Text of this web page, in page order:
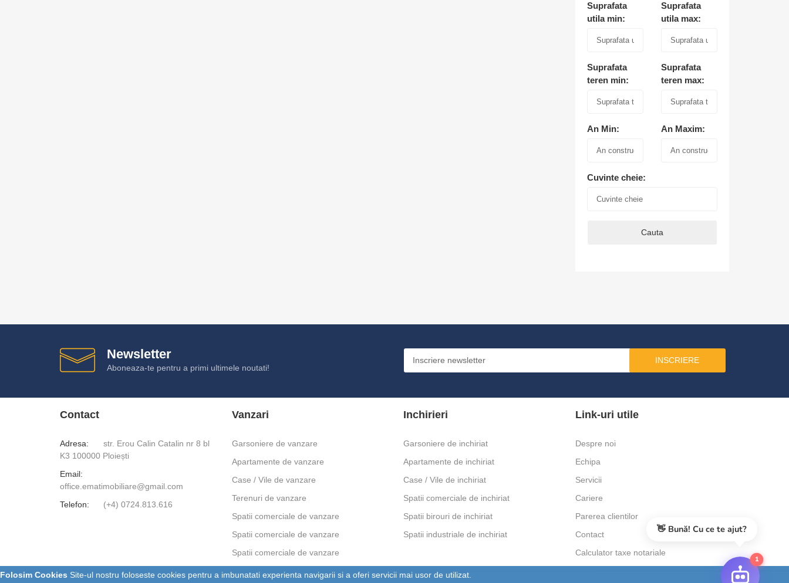
Suprafata
utila min:
Suprafata
utila max:
Suprafata
teren min:
Suprafata
teren max:
An Min: An Maxim:
Cuvinte cheie:
Cauta
Newsletter
Aboneaza-te pentru a primi ultimele noutati!
INSCRIERE
Contact
Adresa:
str. Erou Calin Catalin nr 8 bl
K3 100000 Ploiești
Email:
office.ematimobiliare@gmail.com
Telefon:
(+4) 0724.813.616
Vanzari
Garsoniere de vanzare
Apartamente de vanzare
Case / Vile de vanzare
Terenuri de vanzare
Spatii comerciale de vanzare
Spatii comerciale de vanzare
Spatii comerciale de vanzare
Inchirieri
Garsoniere de inchiriat
Apartamente de inchiriat
Case / Vile de inchiriat
Spatii comerciale de inchiriat
Spatii birouri de inchiriat
Spatii industriale de inchiriat
Link-uri utile
Despre noi
Echipa
Servicii
Cariere
Parerea clientilor
Contact
Calculator taxe notariale
Folosim Cookies Site-ul nostru foloseste cookies pentru a imbunatati experienta navigarii si a oferi servicii mai usor de utilizat.
👋 Bună! Cu ce te ajut?
1